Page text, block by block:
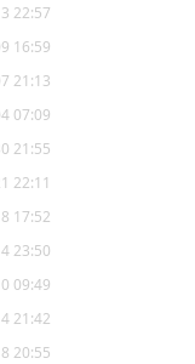
22:57
16:59
21:13
07:09
21:55
22:11
17:52
23:50
09:49
21:42
20:55